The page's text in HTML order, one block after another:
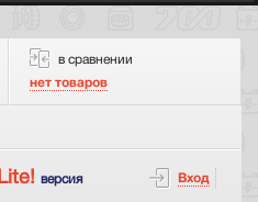
в сравнении
нет товаров
Lite! версия Вход